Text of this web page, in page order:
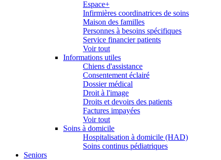
Espace+
Infirmières coordinatrices de soins
Maison des familles
Personnes à besoins spécifiques
Service financier patients
Voir tout
Informations utiles
Chiens d'assistance
Consentement éclairé
Dossier médical
Droit à l'image
Droits et devoirs des patients
Factures impayées
Voir tout
Soins à domicile
Hospitalisation à domicile (HAD)
Soins continus pédiatriques
Seniors